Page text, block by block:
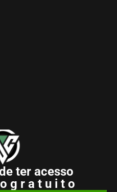
ter acesso
g r a t u i t o